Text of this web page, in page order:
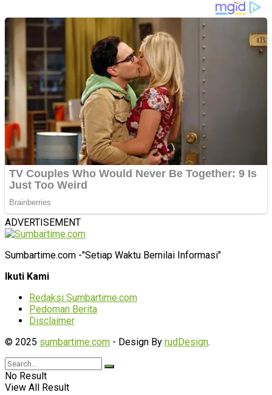
ADVERTISEMENT
Sumbartime.com -"Setiap Waktu Bernilai Informasi"
Ikuti Kami
Redaksi Sumbartime.com
Pedoman Berita
Disclaimer
© 2025 sumbartime.com - Design By rudDesign.
No Result
View All Result